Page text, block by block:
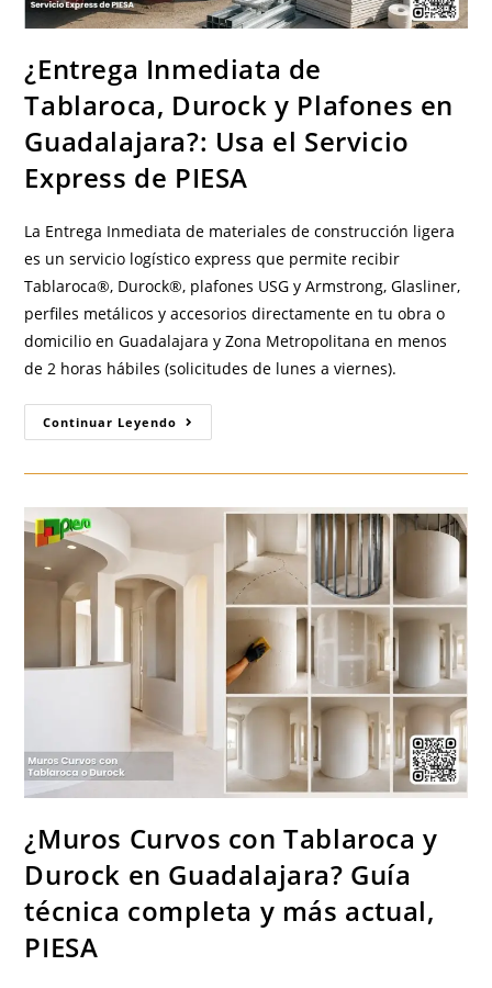
¿Entrega Inmediata de
Tablaroca, Durock y Plafones en
Guadalajara?: Usa el Servicio
Express de PIESA
La Entrega Inmediata de materiales de construcción ligera
es un servicio logístico express que permite recibir
Tablaroca®, Durock®, plafones USG y Armstrong, Glasliner,
perfiles metálicos y accesorios directamente en tu obra o
domicilio en Guadalajara y Zona Metropolitana en menos
de 2 horas hábiles (solicitudes de lunes a viernes).
Continuar Leyendo ¿Entrega
Inmediata
Plafones
Guadalajara?:
Servicio
Express
¿Muros Curvos con Tablaroca y
Durock en Guadalajara? Guía
técnica completa y más actual,
PIESA